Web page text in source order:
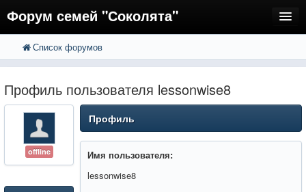
Форум семей "Соколята"
FAQ
Регистрация
Вход
Список форумов
Профиль пользователя lessonwise8
offline
Профиль
Имя пользователя:
lessonwise8